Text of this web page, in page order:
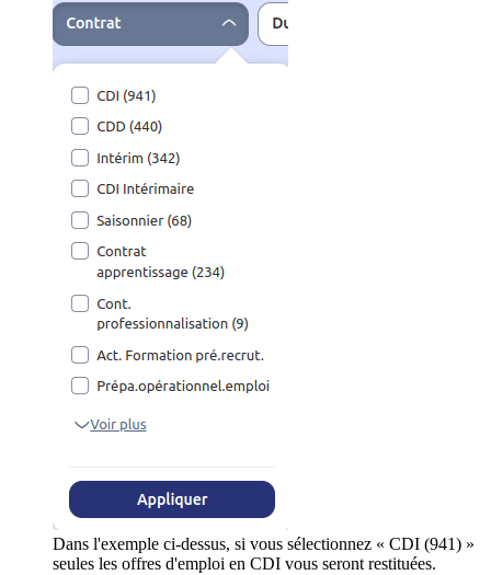
Dans l'exemple ci-dessus, si vous sélectionnez « CDI (941) »
seules les offres d'emploi en CDI vous seront restituées.